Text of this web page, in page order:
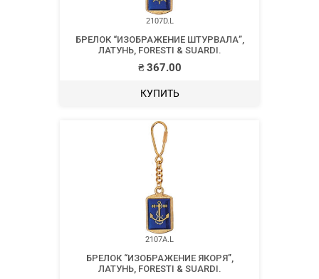
2107D.L
БРЕЛОК “ИЗОБРАЖЕНИЕ ШТУРВАЛА”,
ЛАТУНЬ, FORESTI & SUARDI.
₴367.00
КУПИТЬ
2107A.L
БРЕЛОК “ИЗОБРАЖЕНИЕ ЯКОРЯ”,
ЛАТУНЬ, FORESTI & SUARDI.